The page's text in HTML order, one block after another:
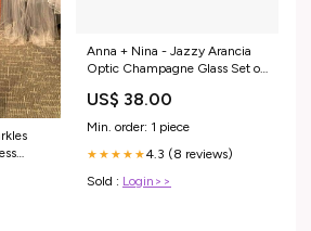
Anna + Nina - Jazzy Arancia
Optic Champagne Glass Set of
US$ 38.00
Min. order: 1 piece
★★★★★4.3 (8 reviews)
Sold : Login>>